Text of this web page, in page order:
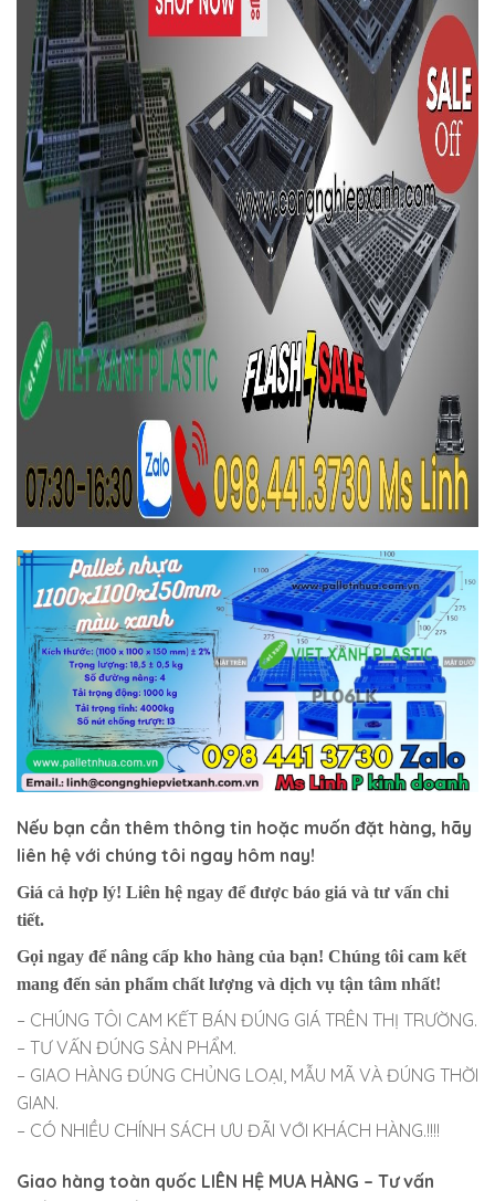
Nếu bạn cần thêm thông tin hoặc muốn đặt hàng, hãy
liên hệ với chúng tôi ngay hôm nay!
Giá cả hợp lý! Liên hệ ngay để được báo giá và tư vấn chi
tiết.
Gọi ngay để nâng cấp kho hàng của bạn! Chúng tôi cam kết
mang đến sản phẩm chất lượng và dịch vụ tận tâm nhất!
– CHÚNG TÔI CAM KẾT BÁN ĐÚNG GIÁ TRÊN THỊ TRƯỜNG.
– TƯ VẤN ĐÚNG SẢN PHẨM.
– GIAO HÀNG ĐÚNG CHỦNG LOẠI, MẪU MÃ VÀ ĐÚNG THỜI
GIAN.
– CÓ NHIỀU CHÍNH SÁCH ƯU ĐÃI VỚI KHÁCH HÀNG.!!!!
Giao hàng toàn quốc LIÊN HỆ MUA HÀNG – Tư vấn